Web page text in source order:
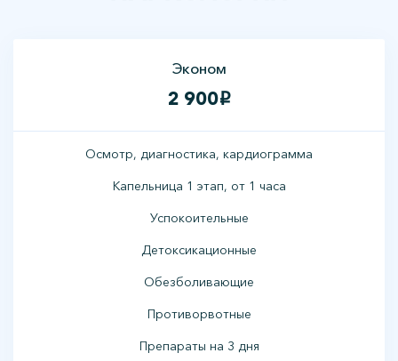
Эконом
2 900i
Осмотр, диагностика, кардиограмма
Капельница 1 этап, от 1 часа
Успокоительные
Детоксикационные
Обезболивающие
Противорвотные
Препараты на 3 дня